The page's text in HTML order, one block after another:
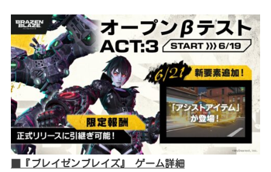
■『ブレイゼンブレイズ』 ゲーム詳細